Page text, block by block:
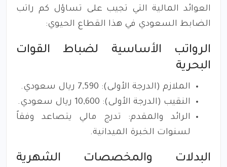
العوائد المالية التي تجيب على تساؤل كم راتب
الضابط السعودي في هذا القطاع الحيوي:
الرواتب الأساسية لضباط القوات
البحرية
الملازم (الدرجة الأولى): 7,590 ريال سعودي.
النقيب (الدرجة الأولى): 10,600 ريال سعودي.
الرائد والمقدم: تدرج مالي يتصاعد وفقاً
لسنوات الخبرة الميدانية.
البدلات والمخصصات الشهرية